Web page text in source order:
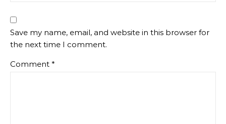
Save my name, email, and website in this browser for
the next time I comment.
Comment *